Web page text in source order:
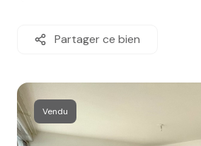
vendus
estimation
alerte
e-mail
Partager ce bien
Vendu